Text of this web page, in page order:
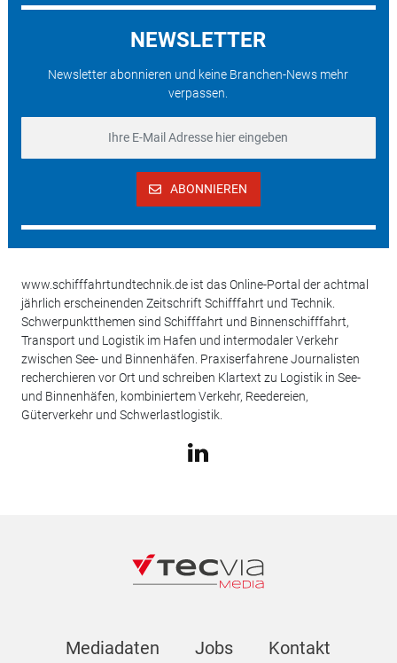
NEWSLETTER
Newsletter abonnieren und keine Branchen-News mehr
verpassen.
ABONNIEREN
www.schifffahrtundtechnik.de ist das Online-Portal der achtmal
jährlich erscheinenden Zeitschrift Schifffahrt und Technik.
Schwerpunktthemen sind Schifffahrt und Binnenschifffahrt,
Transport und Logistik im Hafen und intermodaler Verkehr
zwischen See- und Binnenhäfen. Praxiserfahrene Journalisten
recherchieren vor Ort und schreiben Klartext zu Logistik in See-
und Binnenhäfen, kombiniertem Verkehr, Reedereien,
Güterverkehr und Schwerlastlogistik.
Mediadaten Jobs Kontakt